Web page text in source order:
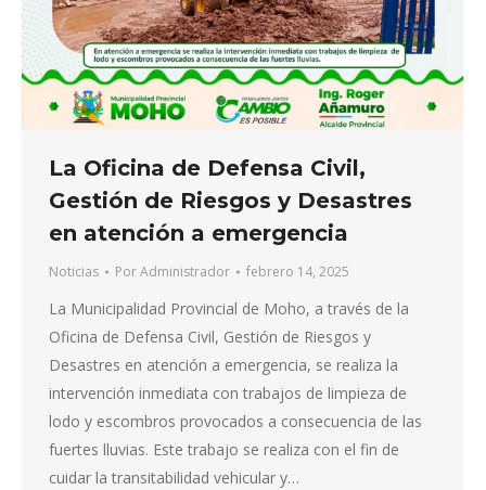
La Oficina de Defensa Civil,
Gestión de Riesgos y Desastres
en atención a emergencia
Noticias PorAdministrador febrero 14, 2025
La Municipalidad Provincial de Moho, a través de la
Oficina de Defensa Civil, Gestión de Riesgos y
Desastres en atención a emergencia, se realiza la
intervención inmediata con trabajos de limpieza de
lodo y escombros provocados a consecuencia de las
fuertes lluvias. Este trabajo se realiza con el fin de
cuidar la transitabilidad vehicular y…